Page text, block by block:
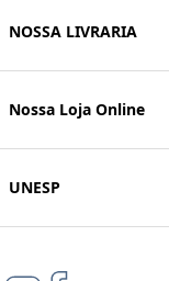
NOSSA LIVRARIA
Nossa Loja Online
UNESP